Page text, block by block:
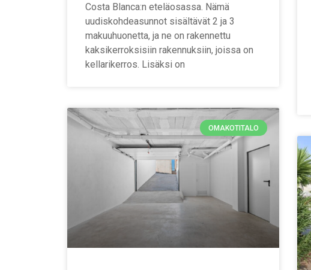
Costa Blanca:n eteläosassa. Nämä
uudiskohdeasunnot sisältävät 2 ja 3
makuuhuonetta, ja ne on rakennettu
kaksikerroksisiin rakennuksiin, joissa on
kellarikerros. Lisäksi on
OMAKOTITALO